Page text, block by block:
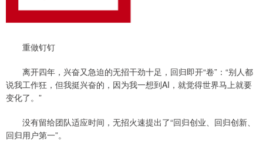
重做钉钉
离开四年，兴奋又急迫的无招干劲十足，回归即开“卷”：“别人都
说我工作狂，但我挺兴奋的，因为我一想到AI，就觉得世界马上就要
变化了。”
没有留给团队适应时间，无招火速提出了“回归创业、回归创新、
回归用户第一”。